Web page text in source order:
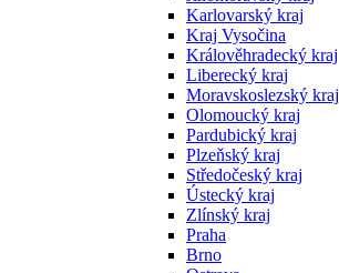
Karlovarský kraj
Kraj Vysočina
Králověhradecký kraj
Liberecký kraj
Moravskoslezský kraj
Olomoucký kraj
Pardubický kraj
Plzeňský kraj
Středočeský kraj
Ústecký kraj
Zlínský kraj
Praha
Brno